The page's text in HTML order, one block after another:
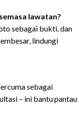
lawatan?
sebagai bukti, dan
lindungi
sebagai
– ini bantu pantau